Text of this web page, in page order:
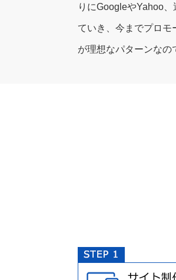
りにGoogleやYahoo
ていき、今までプロ
が理想なパターンなの